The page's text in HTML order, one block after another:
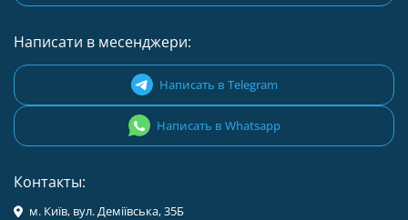
Написати в месенджери:
Написать в Telegram
Написать в Whatsapp
Контакты:
м. Київ, вул. Деміївська, 35Б